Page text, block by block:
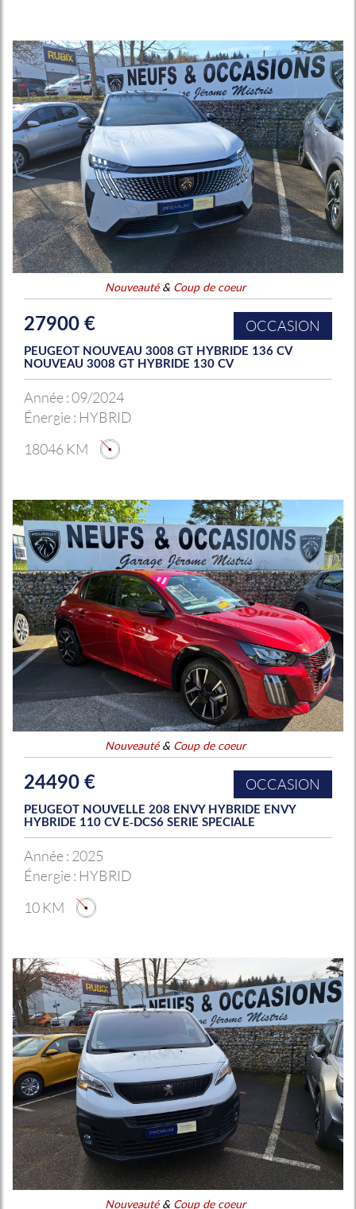
Nouveauté& Coup de coeur
27900 € OCCASION
PEUGEOT NOUVEAU 3008 GT HYBRIDE 136 CV
NOUVEAU 3008 GT HYBRIDE 130 CV
Année :09/2024
Énergie : HYBRID
18046 KM
Nouveauté& Coup de coeur
24490 € OCCASION
PEUGEOT NOUVELLE 208 ENVY HYBRIDE ENVY
HYBRIDE 110 CV E-DCS6 SERIE SPECIALE
Année : 2025
Énergie : HYBRID
10 KM
Nouveauté& Coup de coeur